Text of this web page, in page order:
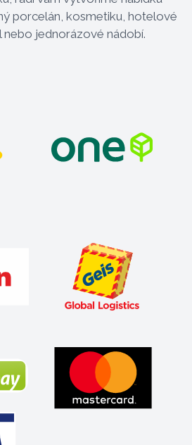
porcelán, kosmetiku, hotelové
jednorázové nádobí.